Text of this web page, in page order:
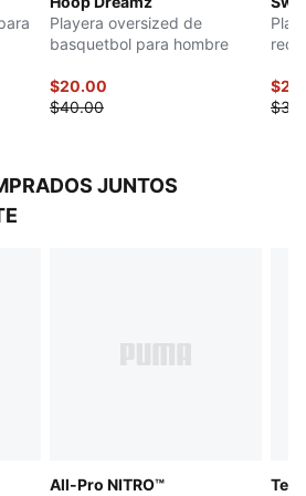
Playera oversized de
basquetbol para hombre
$20.00
$40.00
JUNTOS
All-Pro NITRO™